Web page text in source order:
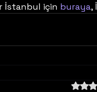
İstanbul için buraya,
5